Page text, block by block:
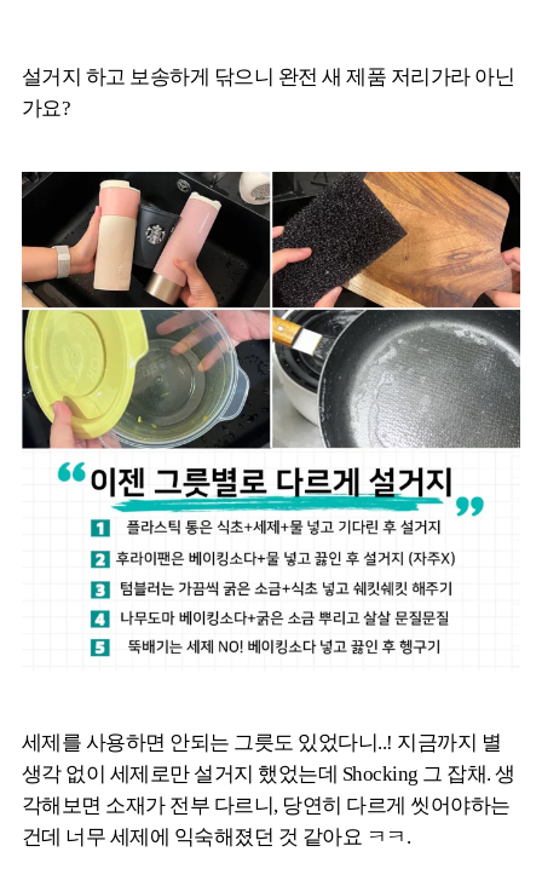
설거지 하고 보송하게 닦으니 완전 새 제품 저리가라 아닌
가요?
세제를 사용하면 안되는 그릇도 있었다니..! 지금까지 별
생각 없이 세제로만 설거지 했었는데 Shocking 그 잡채. 생
각해보면 소재가 전부 다르니, 당연히 다르게 씻어야하는
건데 너무 세제에 익숙해졌던 것 같아요 ㅋㅋ.